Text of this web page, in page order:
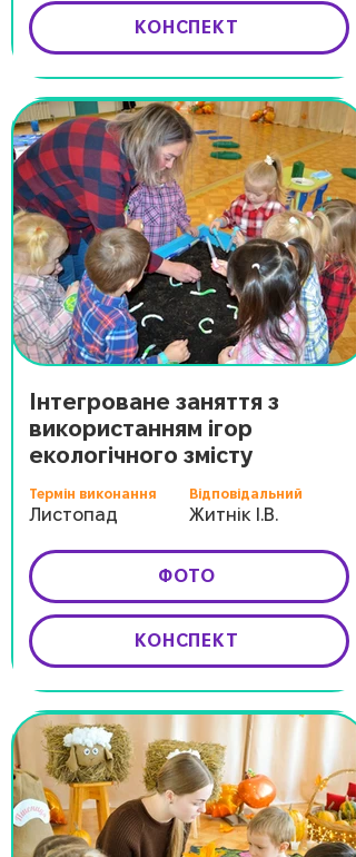
КОНСПЕКТ
Інтегроване заняття з
використанням ігор
екологічного змісту
Термін виконання Відповідальний
Листопад Житнік І.В.
ФОТО
КОНСПЕКТ